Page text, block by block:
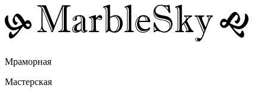
Перейти к основному содержанию
Мраморная
Мастерская